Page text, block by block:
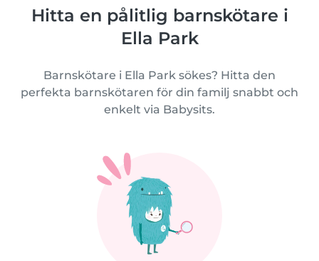
Hitta en pålitlig barnskötare i
Ella Park
Barnskötare i Ella Park sökes? Hitta den
perfekta barnskötaren för din familj snabbt och
enkelt via Babysits.